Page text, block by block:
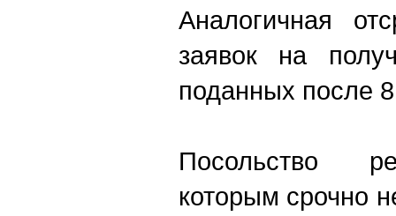
Аналогичная
заявок на
поданных после
Посольство
которым срочно